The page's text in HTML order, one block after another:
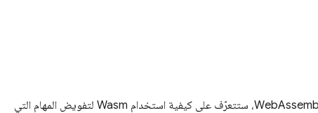
في هذا الدليل المخصّص لمطوّري الويب الذين يريدون الاستفادة من WebAssembly، ستتعرّف على كيفية استخدام Wasm لتفويض المهام التي